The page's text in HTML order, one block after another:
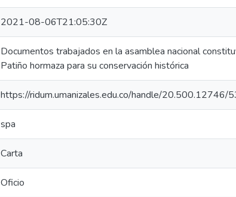
2021-08-06T21:05:30Z
Documentos trabajados en la asamblea nacional
Patiño hormaza para su conservación histórica
https://ridum.umanizales.edu.co/handle/20.500.12746/
spa
Carta
Oficio